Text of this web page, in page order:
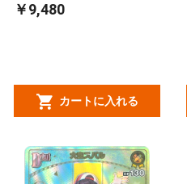
￥9,480
カートに入れる